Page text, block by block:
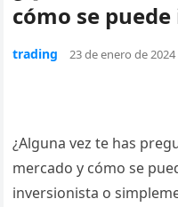
cómo se
trading 23 de enero de 2024
¿Alguna vez te has
mercado y cómo se
inversionista o